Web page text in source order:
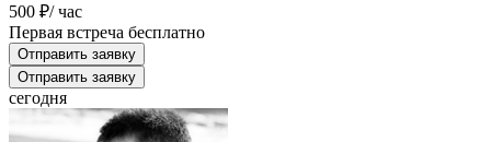
500 ₽/ час
Первая встреча бесплатно
Отправить заявку
Отправить заявку
сегодня